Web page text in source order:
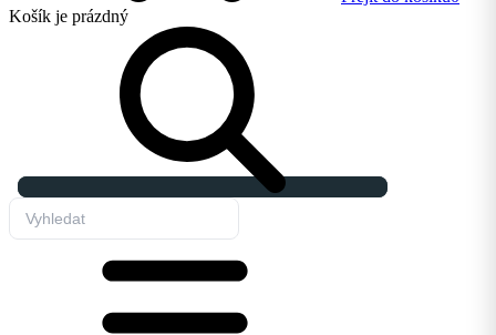
Košík je prázdný